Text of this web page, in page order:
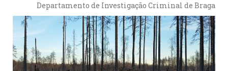
Departamento de Investigação Criminal de Braga